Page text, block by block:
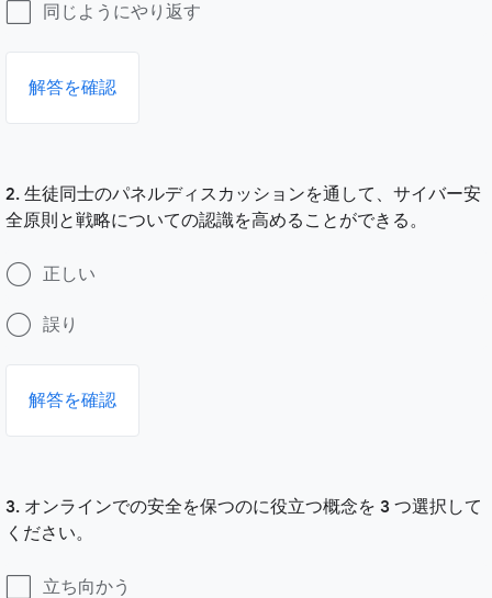
同じようにやり返す
解答を確認
2. 生徒同士のパネルディスカッションを通して、サイバー安
全原則と戦略についての認識を高めることができる。
正しい
誤り
解答を確認
3. オンラインでの安全を保つのに役立つ概念を 3 つ選択して
ください。
立ち向かう